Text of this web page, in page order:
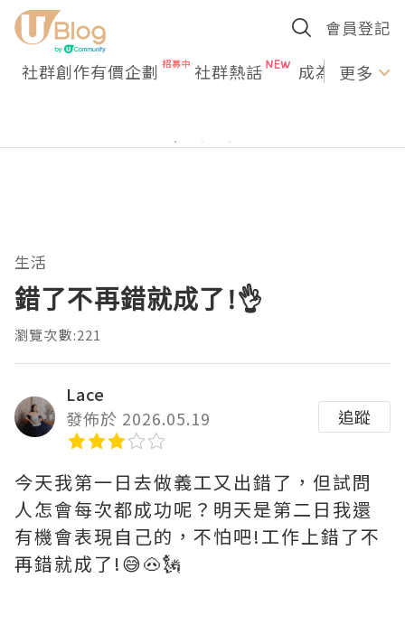
會員登記
社群創作有價企劃 社群熱話 成為U更多
生活
錯了不再錯就成了!👌
瀏覽次數:221
Lace
發佈於 2026.05.19
追蹤
今天我第一日去做義工又出錯了，但試問
人怎會每次都成功呢？明天是第二日我還
有機會表現自己的，不怕吧!工作上錯了不
再錯就成了!😅🐽🗽